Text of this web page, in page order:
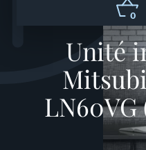
0
Unité